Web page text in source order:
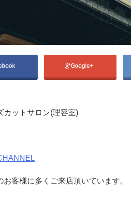
Google+
カットサロン(理容室)
客様に多くご来店頂いています。